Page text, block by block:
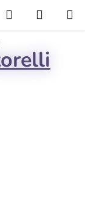
Hledat
KOŠÍK